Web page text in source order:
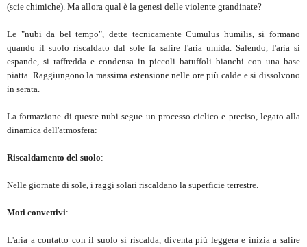
(scie chimiche). Ma allora qual è la genesi delle violente grandinate?
Le "nubi da bel tempo", dette tecnicamente Cumulus humilis, si formano
quando il suolo riscaldato dal sole fa salire l'aria umida. Salendo, l'aria si
espande, si raffredda e condensa in piccoli batuffoli bianchi con una base
piatta. Raggiungono la massima estensione nelle ore più calde e si dissolvono
in serata.
La formazione di queste nubi segue un processo ciclico e preciso, legato alla
dinamica dell'atmosfera:
Riscaldamento del suolo:
Nelle giornate di sole, i raggi solari riscaldano la superficie terrestre.
Moti convettivi:
L'aria a contatto con il suolo si riscalda, diventa più leggera e inizia a salire